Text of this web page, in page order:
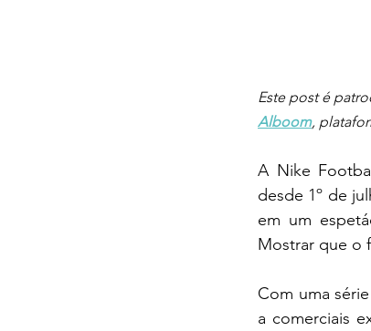
Este post é
Alboom,
A Nike
desde 1º de
em um
Mostrar que o
Com uma
a comerciais